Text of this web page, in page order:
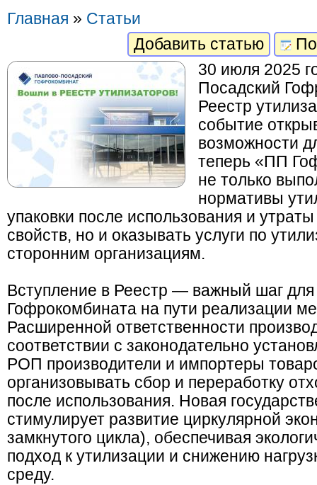
Главная » Статьи
Добавить статью
30 июля 2025
Посадский
Реестр
событие
возможности
теперь «ПП
не только
нормативы
упаковки после использования и
свойств, но и оказывать услуги по
сторонним организациям.
Вступление в Реестр — важный шаг
Гофрокомбината на пути реализации
Расширенной ответственности
соответствии с законодательно
РОП производители и импортеры
организовывать сбор и переработку
после использования. Новая
стимулирует развитие циркулярной
замкнутого цикла), обеспечивая
подход к утилизации и снижению
среду.